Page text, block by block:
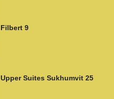
Filbert 9
Upper Suites Sukhumvit 25